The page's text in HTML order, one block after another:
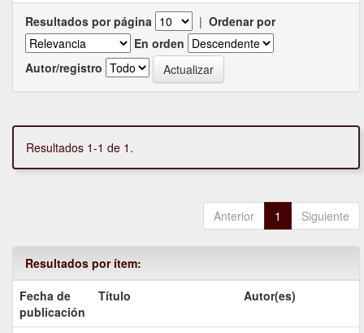
Resultados por página | Ordenar por
En orden
Autor/registro
Resultados 1-1 de 1.
Anterior 1 Siguiente
Resultados por ítem:
Fecha de
publicación
Título Autor(es)